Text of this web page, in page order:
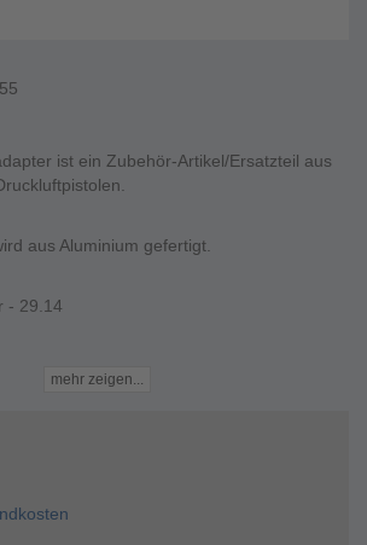
ist ein Zubehör-Artikel/Ersatzteil aus
aus Aluminium gefertigt.
- 29.14
- G 1/4mehr zeigen...